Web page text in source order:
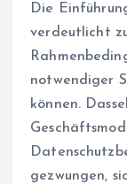
Die
verdeutlicht
notwendiger
können.
gezwungen,